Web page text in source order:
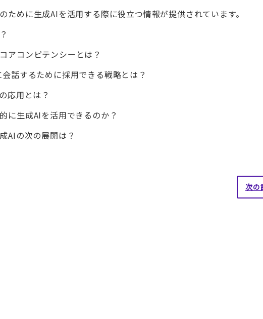
ために生成AIを活用する際に役立つ情報が提供されています。
アコンピテンシーとは？
話するために採用できる戦略とは？
応用とは？
に生成AIを活用できるのか？
AIの次の展開は？
次の